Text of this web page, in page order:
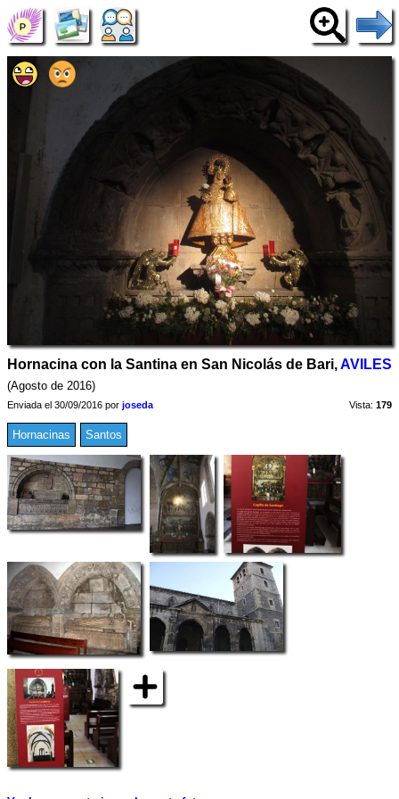
Hornacina con la Santina en San Nicolás de Bari,AVILES
(Agosto de 2016)
Enviada el 30/09/2016 por joseda Vista: 179
Hornacinas Santos